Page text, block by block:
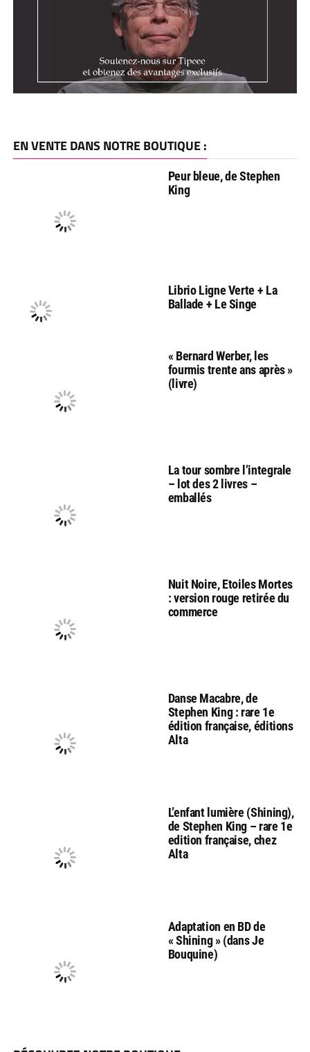
EN VENTE DANS NOTRE BOUTIQUE :
Peur bleue, de Stephen
King
Librio Ligne Verte + La
Ballade + Le Singe
« Bernard Werber, les
fourmis trente ans après »
(livre)
La tour sombre l’integrale
– lot des 2 livres –
emballés
Nuit Noire, Etoiles Mortes
: version rouge retirée du
commerce
Danse Macabre, de
Stephen King : rare 1e
édition française, éditions
Alta
L’enfant lumière (Shining),
de Stephen King – rare 1e
edition française, chez
Alta
Adaptation en BD de
« Shining » (dans Je
Bouquine)